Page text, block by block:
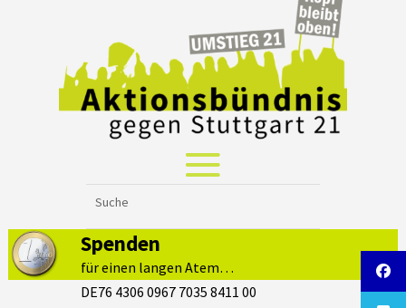
Spenden
für einen langen Atem…
DE76 4306 0967 7035 8411 00